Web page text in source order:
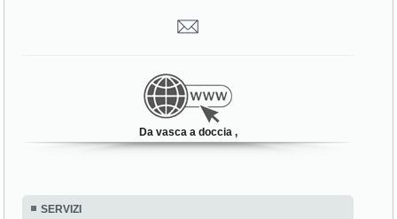
Da vasca a doccia ,
SERVIZI